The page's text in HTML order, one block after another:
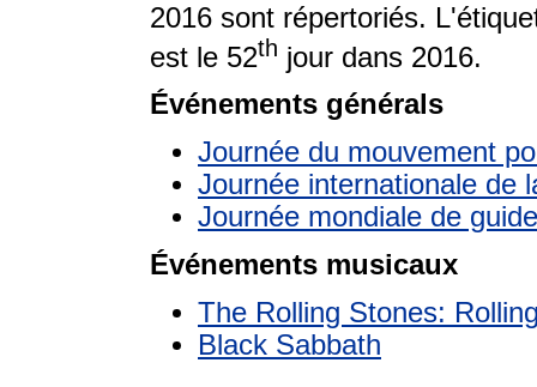
2016 sont répertoriés.
est le 52th jour dans 2016.
Événements générals
Journée du mouvement
Journée internationale de
Journée mondiale de
Événements musicaux
The Rolling Stones:
Black Sabbath